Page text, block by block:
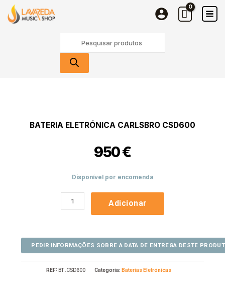
content
search
BATERIA ELETRÓNICA CARLSBRO CSD600
950€
Disponível por encomenda
Eletrónica
Carlsbro
Adicionar
REF: BT.CSD600 Categoria: Baterias Eletrónicas